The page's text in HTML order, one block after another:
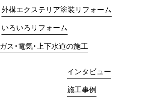
外構エクステリア塗装リフォーム
いろいろリフォーム
ガス・電気・上下水道の施工
インタビュー
施工事例